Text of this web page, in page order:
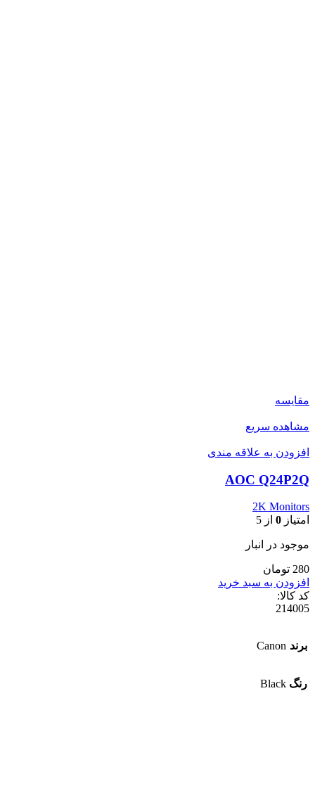
مقایسه
مشاهده سریع
افزودن به علاقه مندی
AOC Q24P2Q
2K Monitors
امتیاز 0 از 5
موجود در انبار
280 تومان
افزودن به سبد خرید
کد کالا:
214005
برند Canon
رنگ Black